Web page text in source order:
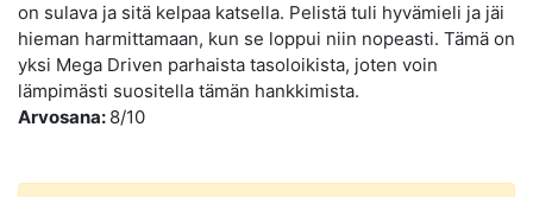
on sulava ja sitä kelpaa katsella. Pelistä tuli hyvämieli ja jäi
hieman harmittamaan, kun se loppui niin nopeasti. Tämä on
yksi Mega Driven parhaista tasoloikista, joten voin
lämpimästi suositella tämän hankkimista.
Arvosana: 8/10